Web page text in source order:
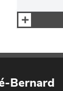
Bernard